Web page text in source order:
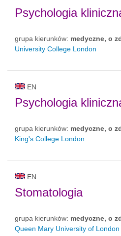
Psychologia
grupa kierunków: medyczne, o
University College London
EN
Psychologia
grupa kierunków: medyczne, o
King's College London
EN
Stomatologia
grupa kierunków: medyczne, o
Queen Mary University of London